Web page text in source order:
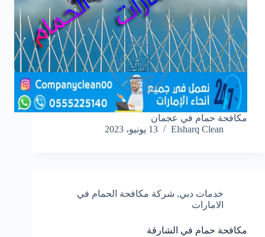
مكافحة حمام في عجمان
Elsharq Clean
13 يونيو، 2023
خدمات دبي, شركة مكافحة الحمام في
الامارات
مكافحة حمام في الشارقة